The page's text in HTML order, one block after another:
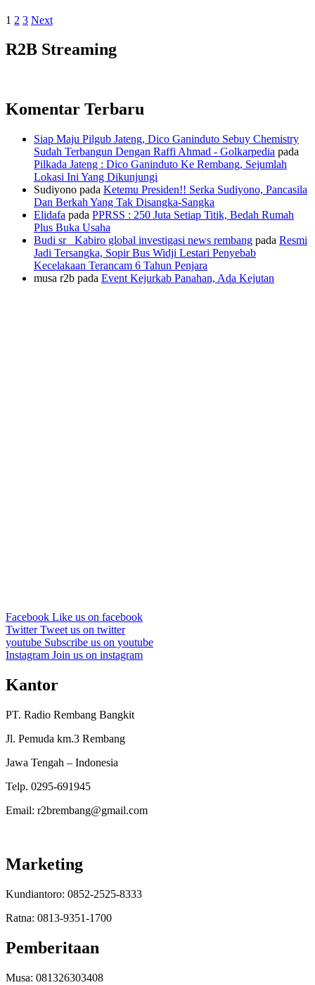
1 2 3 Next
R2B Streaming
Komentar Terbaru
Siap Maju Pilgub Jateng, Dico Ganinduto Sebuy Chemistry
Sudah Terbangun Dengan Raffi Ahmad - Golkarpedia pada
Pilkada Jateng : Dico Ganinduto Ke Rembang, Sejumlah
Lokasi Ini Yang Dikunjungi
Sudiyono pada Ketemu Presiden!! Serka Sudiyono, Pancasila
Dan Berkah Yang Tak Disangka-Sangka
Elidafa pada PPRSS : 250 Juta Setiap Titik, Bedah Rumah
Plus Buka Usaha
Budi sr_ Kabiro global investigasi news rembang pada Resmi
Jadi Tersangka, Sopir Bus Widji Lestari Penyebab
Kecelakaan Terancam 6 Tahun Penjara
musa r2b pada Event Kejurkab Panahan, Ada Kejutan
Facebook Like us on facebook
TwitterTweet us on twitter
youtube Subscribe us on youtube
Instagram Join us on instagram
Kantor
PT. Radio Rembang Bangkit
Jl. Pemuda km.3 Rembang
Jawa Tengah – Indonesia
Telp. 0295-691945
Email: r2brembang@gmail.com
Marketing
Kundiantoro: 0852-2525-8333
Ratna: 0813-9351-1700
Pemberitaan
Musa: 081326303408